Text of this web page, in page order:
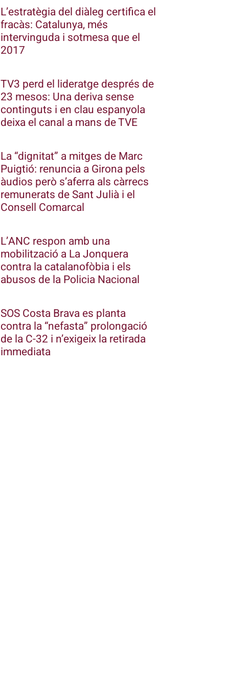
L’estratègia del diàleg certifica el
fracàs: Catalunya, més
intervinguda i sotmesa que el
2017
TV3 perd el lideratge després de
23 mesos: Una deriva sense
continguts i en clau espanyola
deixa el canal a mans de TVE
La “dignitat” a mitges de Marc
Puigtió: renuncia a Girona pels
àudios però s’aferra als càrrecs
remunerats de Sant Julià i el
Consell Comarcal
L’ANC respon amb una
mobilització a La Jonquera
contra la catalanofòbia i els
abusos de la Policia Nacional
SOS Costa Brava es planta
contra la “nefasta” prolongació
de la C-32 i n’exigeix la retirada
immediata